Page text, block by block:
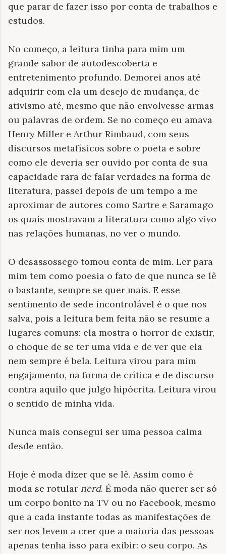
que parar de fazer isso por conta de trabalhos e
estudos.
No começo, a leitura tinha para mim um
grande sabor de autodescoberta e
entretenimento profundo. Demorei anos até
adquirir com ela um desejo de mudança, de
ativismo até, mesmo que não envolvesse armas
ou palavras de ordem. Se no começo eu amava
Henry Miller e Arthur Rimbaud, com seus
discursos metafísicos sobre o poeta e sobre
como ele deveria ser ouvido por conta de sua
capacidade rara de falar verdades na forma de
literatura, passei depois de um tempo a me
aproximar de autores como Sartre e Saramago
os quais mostravam a literatura como algo vivo
nas relações humanas, no ver o mundo.
O desassossego tomou conta de mim. Ler para
mim tem como poesia o fato de que nunca se lê
o bastante, sempre se quer mais. E esse
sentimento de sede incontrolável é o que nos
salva, pois a leitura bem feita não se resume a
lugares comuns: ela mostra o horror de existir,
o choque de se ter uma vida e de ver que ela
nem sempre é bela. Leitura virou para mim
engajamento, na forma de crítica e de discurso
contra aquilo que julgo hipócrita. Leitura virou
o sentido de minha vida.
Nunca mais consegui ser uma pessoa calma
desde então.
Hoje é moda dizer que se lê. Assim como é
moda se rotular nerd. É moda não querer ser só
um corpo bonito na TV ou no Facebook, mesmo
que a cada instante todas as manifestações de
ser nos levem a crer que a maioria das pessoas
apenas tenha isso para exibir: o seu corpo. As